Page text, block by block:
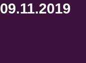
09.11.2019